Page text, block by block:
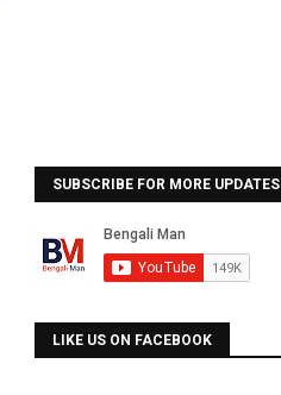
SUBSCRIBE FOR MORE UPDATES
LIKE US ON FACEBOOK